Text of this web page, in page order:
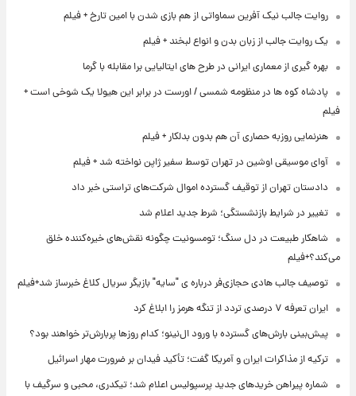
روایت جالب نیک آفرین سماواتی از هم بازی شدن با امین تارخ + فیلم
یک روایت جالب از زبان بدن و انواع لبخند + فیلم
بهره گیری از معماری ایرانی در طرح های ایتالیایی برا مقابله با گرما
پادشاه کوه ها در منظومه شمسی / اورست در برابر این هیولا یک شوخی است +
فیلم
هنرنمایی روزبه حصاری آن هم بدون بدلکار + فیلم
آوای موسیقی اوشین در تهران توسط سفیر ژاپن نواخته شد + فیلم
دادستان تهران از توقیف گسترده اموال شرکت‌های تراستی خبر داد
تغییر در شرایط بازنشستگی؛ شرط جدید اعلام شد
شاهکار طبیعت در دل سنگ؛ تومسونیت چگونه نقش‌های خیره‌کننده خلق
می‌کند؟+فیلم
توصیف جالب هادی حجازی‌فر درباره ی "سایه" بازیگر سریال کلاغ خبرساز شد+فیلم
ایران تعرفه ۷ درصدی تردد از تنگه هرمز را ابلاغ کرد
پیش‌بینی بارش‌های گسترده با ورود ال‌نینو؛ کدام روزها پربارش‌تر خواهند بود؟
ترکیه از مذاکرات ایران و آمریکا گفت؛ تأکید فیدان بر ضرورت مهار اسرائیل
شماره پیراهن خریدهای جدید پرسپولیس اعلام شد؛ تیکدری، محبی و سرگیف با